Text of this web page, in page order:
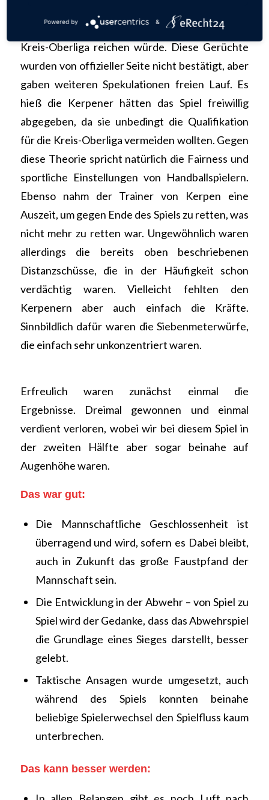
Gerücht, dass der 3.Platz zur Teilnahme an der
Kreis-Oberliga reichen würde. Diese Gerüchte
wurden von offizieller Seite nicht bestätigt, aber
gaben weiteren Spekulationen freien Lauf. Es
hieß die Kerpener hätten das Spiel freiwillig
abgegeben, da sie unbedingt die Qualifikation
für die Kreis-Oberliga vermeiden wollten. Gegen
diese Theorie spricht natürlich die Fairness und
sportliche Einstellungen von Handballspielern.
Ebenso nahm der Trainer von Kerpen eine
Auszeit, um gegen Ende des Spiels zu retten, was
nicht mehr zu retten war. Ungewöhnlich waren
allerdings die bereits oben beschriebenen
Distanzschüsse, die in der Häufigkeit schon
verdächtig waren. Vielleicht fehlten den
Kerpenern aber auch einfach die Kräfte.
Sinnbildlich dafür waren die Siebenmeterwürfe,
die einfach sehr unkonzentriert waren.
Erfreulich waren zunächst einmal die
Ergebnisse. Dreimal gewonnen und einmal
verdient verloren, wobei wir bei diesem Spiel in
der zweiten Hälfte aber sogar beinahe auf
Augenhöhe waren.
Das war gut:
Die Mannschaftliche Geschlossenheit ist
überragend und wird, sofern es Dabei bleibt,
auch in Zukunft das große Faustpfand der
Mannschaft sein.
Die Entwicklung in der Abwehr – von Spiel zu
Spiel wird der Gedanke, dass das Abwehrspiel
die Grundlage eines Sieges darstellt, besser
gelebt.
Taktische Ansagen wurde umgesetzt, auch
während des Spiels konnten beinahe
beliebige Spielerwechsel den Spielfluss kaum
unterbrechen.
Das kann besser werden:
Powered by &